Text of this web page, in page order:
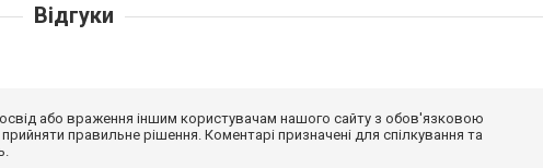
Відгуки
або враження іншим користувачам нашого сайту з обов'язковою
правильне рішення. Коментарі призначені для спілкування та